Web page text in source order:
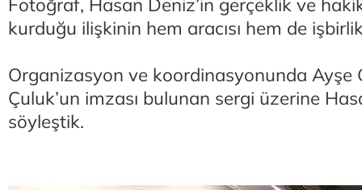
Fotoğraf, Hasan Deniz’in gerçeklik ve
kurduğu ilişkinin hem aracısı hem de
Organizasyon ve koordinasyonunda Ayşe
Çuluk’un imzası bulunan sergi üzerine
söyleştik.